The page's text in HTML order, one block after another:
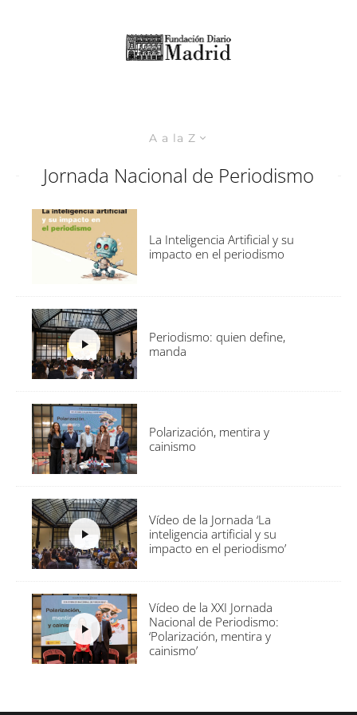
A a la Z
Jornada Nacional de Periodismo
La Inteligencia Artificial y su
impacto en el periodismo
Periodismo: quien define,
manda
Polarización, mentira y
cainismo
Vídeo de la Jornada ‘La
inteligencia artificial y su
impacto en el periodismo’
Vídeo de la XXI Jornada
Nacional de Periodismo:
‘Polarización, mentira y
cainismo’